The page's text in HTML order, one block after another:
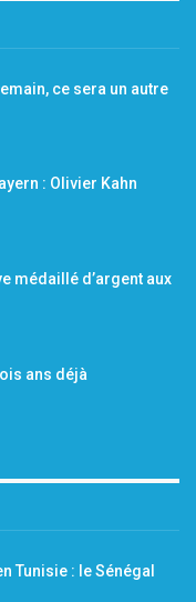
ce sera un autre
: Olivier Kahn
médaillé d’argent aux
ans déjà
Tunisie : le Sénégal